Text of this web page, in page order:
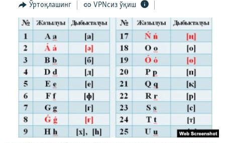
Озодлик бошқа тилларда
Ўртоқлашинг VPNсиз ўқиш